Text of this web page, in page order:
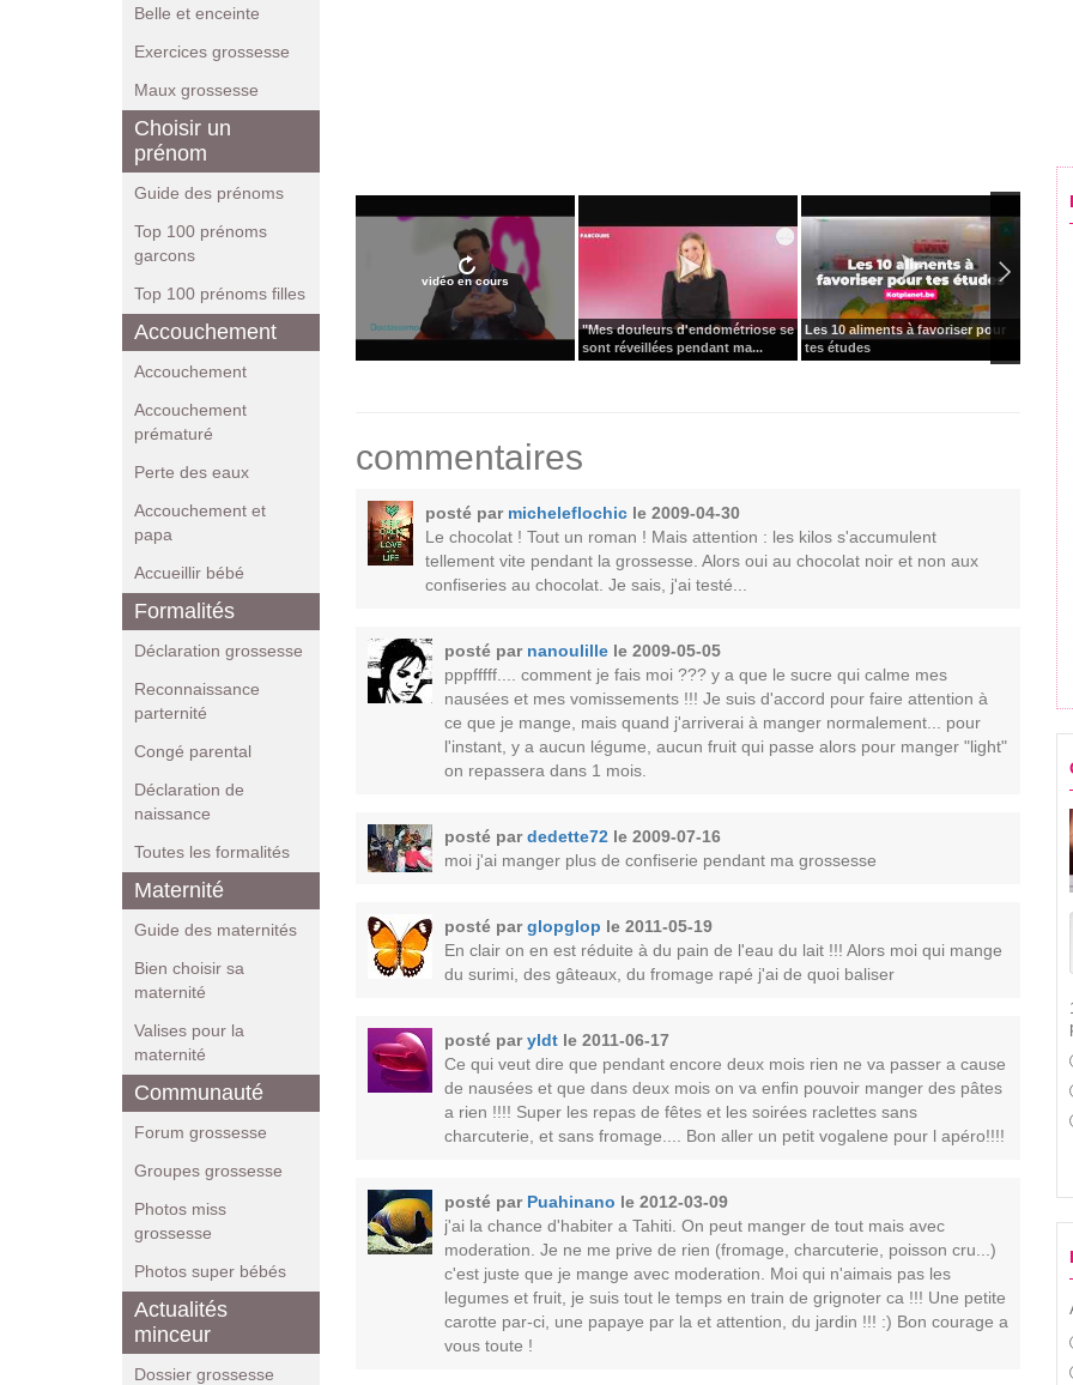
Belle et enceinte
Exercices grossesse
Maux grossesse
Choisir un
prénom
Guide des prénoms
Top 100 prénoms
garcons
Top 100 prénoms filles
Accouchement
Accouchement
Accouchement
prématuré
Perte des eaux
Accouchement et
papa
Accueillir bébé
Formalités
Déclaration grossesse
Reconnaissance
parternité
Congé parental
Déclaration de
naissance
Toutes les formalités
Maternité
Guide des maternités
Bien choisir sa
maternité
Valises pour la
maternité
Communauté
Forum grossesse
Groupes grossesse
Photos miss
grossesse
Photos super bébés
Actualités
minceur
Dossier grossesse
vidéo en cours
"Mes douleurs d'endométriose se
sont réveillées pendant ma...
Les 10 aliments à favoriser pour
tes études
Peut-
commentaires
posté par micheleflochic le 2009-04-30
Le chocolat ! Tout un roman ! Mais attention : les kilos s'accumulent
tellement vite pendant la grossesse. Alors oui au chocolat noir et non aux
confiseries au chocolat. Je sais, j'ai testé...
posté par nanoulille le 2009-05-05
pppfffff.... comment je fais moi ??? y a que le sucre qui calme mes
nausées et mes vomissements !!! Je suis d'accord pour faire attention à
ce que je mange, mais quand j'arriverai à manger normalement... pour
l'instant, y a aucun légume, aucun fruit qui passe alors pour manger "light"
on repassera dans 1 mois.
posté pardedette72 le 2009-07-16
moi j'ai manger plus de confiserie pendant ma grossesse
posté parglopglop le 2011-05-19
En clair on en est réduite à du pain de l'eau du lait !!! Alors moi qui mange
du surimi, des gâteaux, du fromage rapé j'ai de quoi baliser
posté paryldt le 2011-06-17
Ce qui veut dire que pendant encore deux mois rien ne va passer a cause
de nausées et que dans deux mois on va enfin pouvoir manger des pâtes
a rien !!!! Super les repas de fêtes et les soirées raclettes sans
charcuterie, et sans fromage.... Bon aller un petit vogalene pour l apéro!!!!
posté par Puahinano le 2012-03-09
j'ai la chance d'habiter a Tahiti. On peut manger de tout mais avec
moderation. Je ne me prive de rien (fromage, charcuterie, poisson cru...)
c'est juste que je mange avec moderation. Moi qui n'aimais pas les
legumes et fruit, je suis tout le temps en train de grignoter ca !!! Une petite
carotte par-ci, une papaye par la et attention, du jardin !!! :) Bon courage a
vous toute !